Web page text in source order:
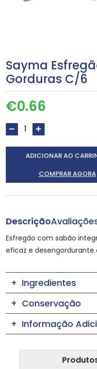
Sayma
Gorduras C/6
€0.66
ADICIONAR AO
COMPRAR AGORA
Descrição
Esfregão com sabão
eficaz e desengordurante
Ingredientes
Conservação
Informação